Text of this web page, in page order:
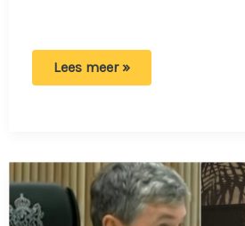
Jade
uitvaart:
‘Tranen
toe
geroerd’
Lees meer »